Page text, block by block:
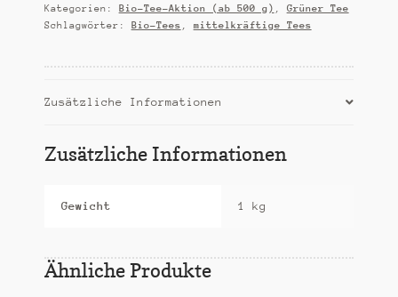
Menge
Kategorien: Bio-Tee-Aktion (ab 500 g) , Grüner Tee
Schlagwörter: Bio-Tees , mittelkräftige Tees
Zusätzliche Informationen
Zusätzliche Informationen
Gewicht 1 kg
Ähnliche Produkte